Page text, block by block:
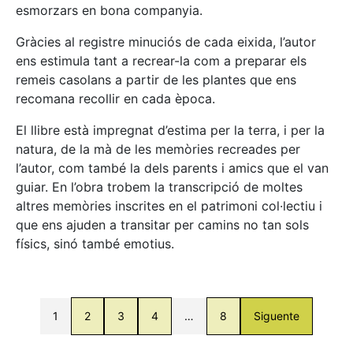
esmorzars en bona companyia.
Gràcies al registre minuciós de cada eixida, l’autor
ens estimula tant a recrear-la com a preparar els
remeis casolans a partir de les plantes que ens
recomana recollir en cada època.
El llibre està impregnat d’estima per la terra, i per la
natura, de la mà de les memòries recreades per
l’autor, com també la dels parents i amics que el van
guiar. En l’obra trobem la transcripció de moltes
altres memòries inscrites en el patrimoni col·lectiu i
que ens ajuden a transitar per camins no tan sols
físics, sinó també emotius.
1 2 3 4 … 8 Siguente